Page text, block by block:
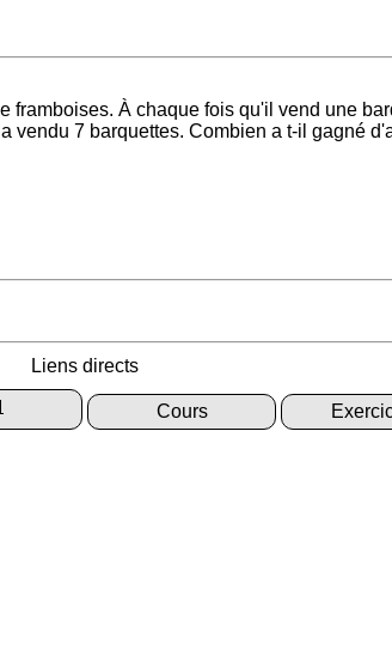
framboises. À chaque fois qu'il vend une
vendu 7 barquettes. Combien a t-il gagné
Liens directs
Cours